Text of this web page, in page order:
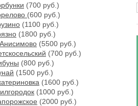
(700 руб.)
(600 руб.)
(1100 руб.)
(1800 руб.)
(5500 руб.)
(700 руб.)
(800 руб.)
(1500 руб.)
(1600 руб.)
(1000 руб.)
(2000 руб.)